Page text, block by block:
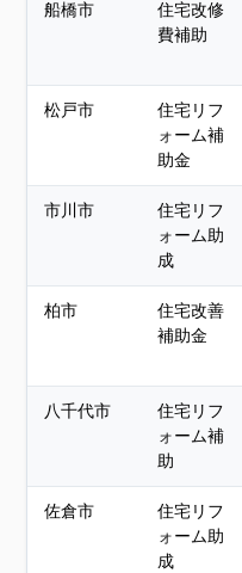
船橋市
住宅改修
費補助
松戸市
住宅リフ
ォーム補
助金
市川市
住宅リフ
ォーム助
成
柏市
住宅改善
補助金
八千代市
住宅リフ
ォーム補
助
佐倉市
住宅リフ
ォーム助
成